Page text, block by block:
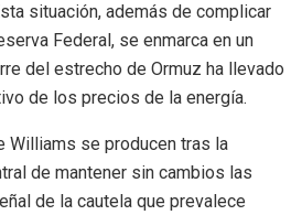
situación, además de complicar
Federal, se enmarca en un
del estrecho de Ormuz ha llevado
de los precios de la energía.
Williams se producen tras la
de mantener sin cambios las
de la cautela que prevalece